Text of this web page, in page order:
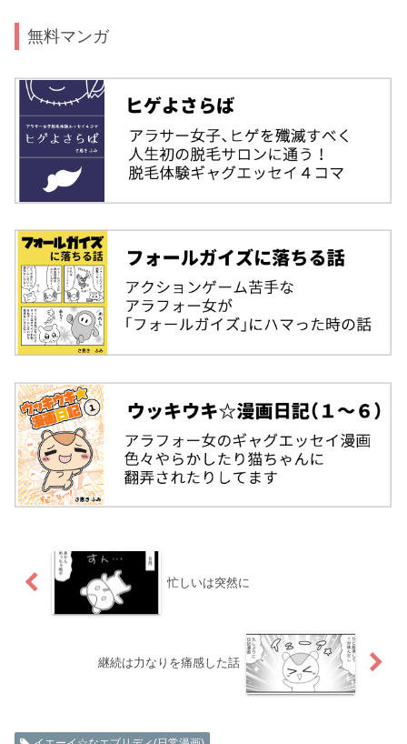
無料マンガ
忙しいは突然に
継続は力なりを痛感した話